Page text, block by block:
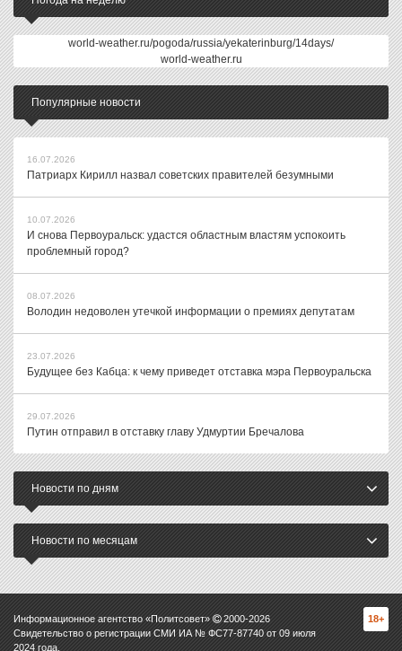
world-weather.ru/pogoda/russia/yekaterinburg/14days/
world-weather.ru
Популярные новости
16.07.2026
Патриарх Кирилл назвал советских правителей безумными
10.07.2026
И снова Первоуральск: удастся областным властям успокоить
проблемный город?
08.07.2026
Володин недоволен утечкой информации о премиях депутатам
23.07.2026
Будущее без Кабца: к чему приведет отставка мэра Первоуральска
29.07.2026
Путин отправил в отставку главу Удмуртии Бречалова
Новости по дням
Новости по месяцам
Информационное агентство «Политсовет» 2000-2026
Свидетельство о регистрации СМИ ИА № ФС77-87740 от 09 июля
2024 года.
18+